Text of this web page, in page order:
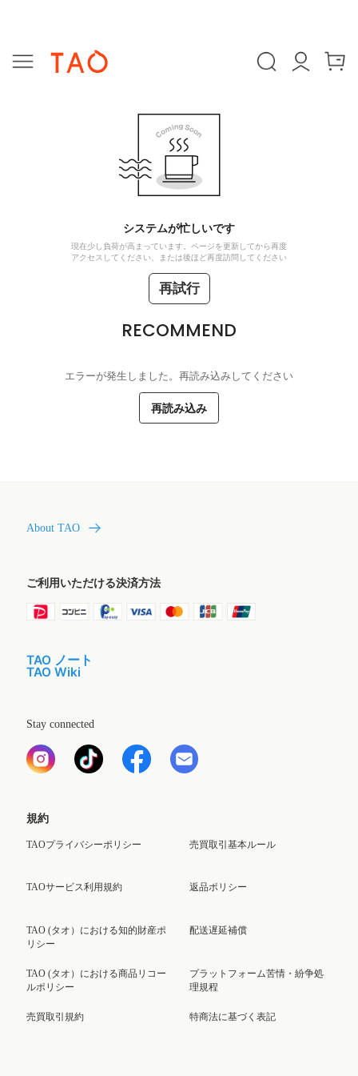
システムが忙しいです
現在少し負荷が高まっています。ページを更新してから再度
アクセスしてください、または後ほど再度訪問してください
再試行
RECOMMEND
エラーが発生しました。再読み込みしてください
再読み込み
About TAO
ご利用いただける決済方法
TAO ノート
TAO Wiki
Stay connected
規約
TAOプライバシーポリシー
TAOサービス利用規約
TAO (タオ）における知的財産ポ
リシー
TAO (タオ）における商品リコー
ルポリシー
売買取引規約
売買取引基本ルール
返品ポリシー
配送遅延補償
プラットフォーム苦情・紛争処
理規程
特商法に基づく表記